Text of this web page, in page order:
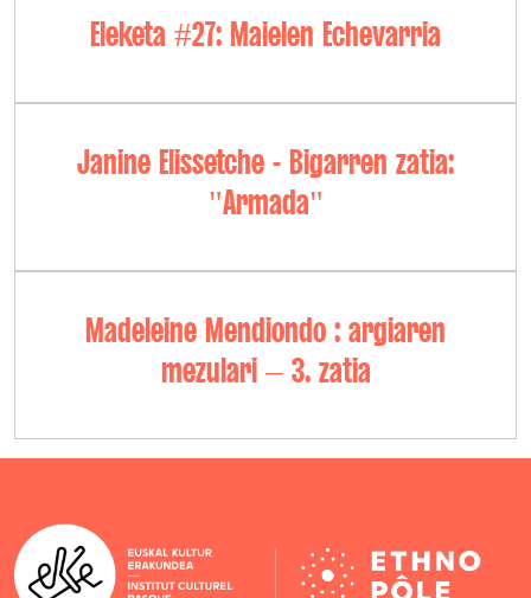
Eleketa #27: Maielen Echevarria
Janine Elissetche - Bigarren zatia:
"Armada"
Madeleine Mendiondo : argiaren
mezulari – 3. zatia